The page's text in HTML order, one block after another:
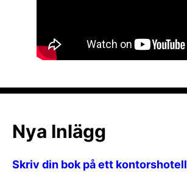
Nya Inlägg
Skriv din bok på ett kontorshotell